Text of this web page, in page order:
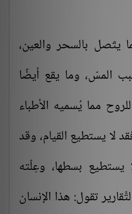
بالسحر والعين،
المسّ، وما يقع أيضًا
مما يُسميه الأطباء
لا يستطيع القيام، وقد
يستطيع بسطها، وعِلّته
تقول: هذا الإنسان